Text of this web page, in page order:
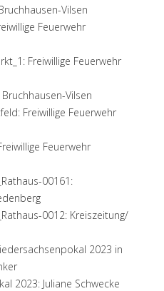
Vilsen
Feuerwehr
Freiwillige Feuerwehr
Vilsen
Freiwillige Feuerwehr
Feuerwehr
00161:
0012: Kreiszeitung/
2023 in
2023: Juliane Schwecke